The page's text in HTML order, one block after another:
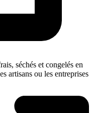
séchés et congelés en
artisans ou les entreprises